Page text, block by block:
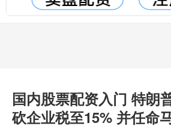
国内股票配资入门 特朗
砍企业税至15% 并任命